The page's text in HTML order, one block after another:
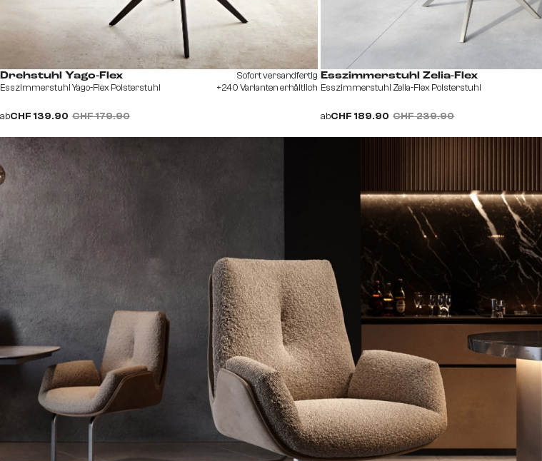
Drehstuhl Yago-Flex
Esszimmerstuhl Yago-Flex Polsterstuhl
abCHF 139.90 CHF 179.90
Sofort versandfertig
+240 Varianten erhältlich
Esszimmerstuhl Zelia-Flex
Esszimmerstuhl Zelia-Flex Polsterstuhl
abCHF 189.90 CHF 239.90